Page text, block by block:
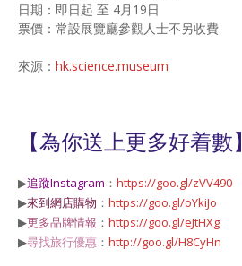
日期：即日起 至 4月19日
票價：常設展覽廳參觀人士不另收費
來源： hk.science.museum
【為你送上更多好着數】
▶追蹤Instagram ： https://goo.gl/zVV490
▶來到網店購物 ： https://goo.gl/oYkiJo
▶更多品牌情報 ： https://goo.gl/eJtHXg
▶尋找旅行優惠 ： http://goo.gl/H8CyHn